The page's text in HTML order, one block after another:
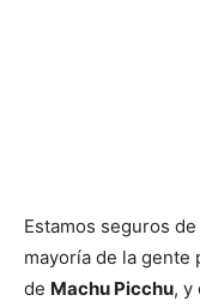
Estamos seguros
mayoría de la gente
de Machu Picchu, y